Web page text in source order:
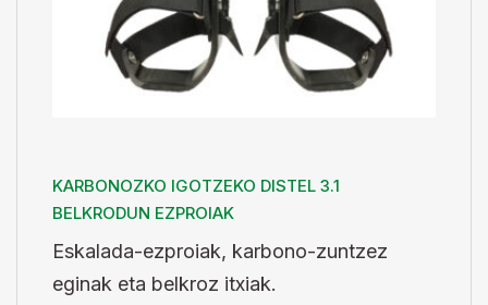
KARBONOZKO IGOTZEKO DISTEL 3.1
BELKRODUN EZPROIAK
Eskalada-ezproiak, karbono-zuntzez
eginak eta belkroz itxiak.